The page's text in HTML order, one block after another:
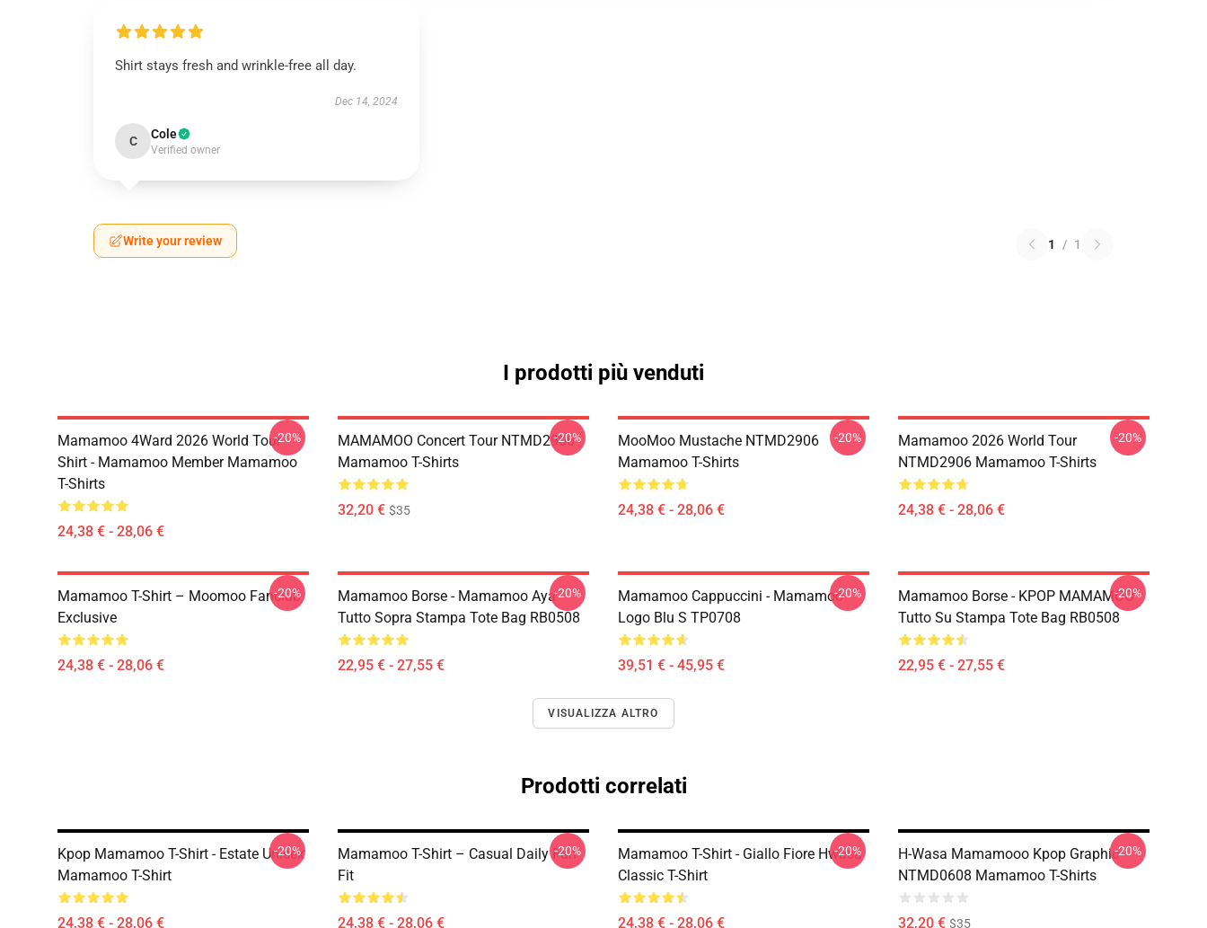
Shirt stays fresh and wrinkle-free all day.
Dec 14, 2024
C Cole
Verified owner
Write your review 1 / 1
I prodotti più venduti
Mamamoo 4Ward 2026 World Tour
Shirt - Mamamoo Member Mamamoo
T-Shirts
24,38 € - 28,06 €
-20%
MAMAMOO Concert Tour NTMD2906
Mamamoo T-Shirts
32,20 € $35
-20%
MooMoo Mustache NTMD2906
Mamamoo T-Shirts
24,38 € - 28,06 €
-20%
Mamamoo 2026 World Tour
NTMD2906 Mamamoo T-Shirts
24,38 € - 28,06 €
-20%
Mamamoo T-Shirt – Moomoo Fanclub
Exclusive
24,38 € - 28,06 €
-20%
Mamamoo Borse - Mamamoo Aya
Tutto Sopra Stampa Tote Bag RB0508
22,95 € - 27,55 €
-20%
Mamamoo Cappuccini - Mamamoo
Logo Blu S TP0708
39,51 € - 45,95 €
-20%
Mamamoo Borse - KPOP MAMAMOO
Tutto Su Stampa Tote Bag RB0508
22,95 € - 27,55 €
-20%
VISUALIZZA ALTRO
Prodotti correlati
Kpop Mamamoo T-Shirt - Estate Unisex
Mamamoo T-Shirt
24,38 € - 28,06 €
-20%
Mamamoo T-Shirt – Casual Daily Fan
Fit
24,38 € - 28,06 €
-20%
Mamamoo T-Shirt - Giallo Fiore Hwasa
Classic T-Shirt
24,38 € - 28,06 €
-20%
H-Wasa Mamamooo Kpop Graphic
NTMD0608 Mamamoo T-Shirts
32,20 € $35
-20%